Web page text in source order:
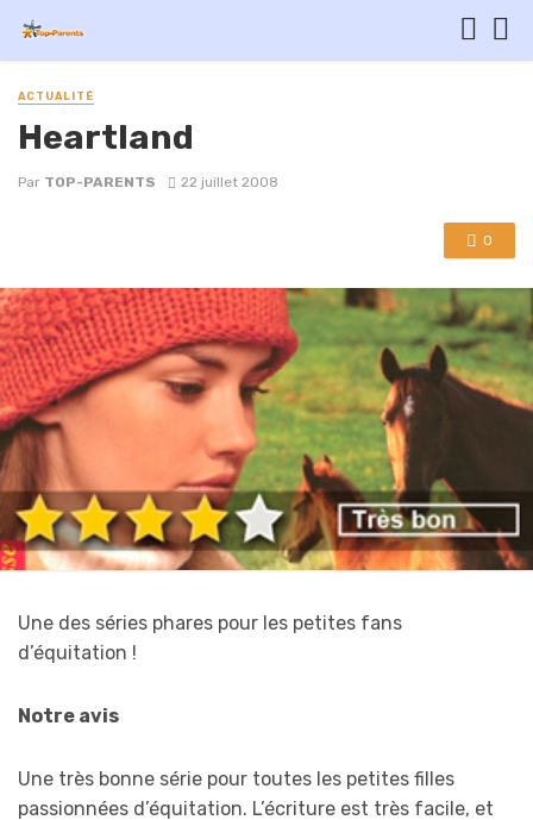
ACTUALITÉ
Heartland
Par TOP-PARENTS 22 juillet 2008
0
Une des séries phares pour les petites fans
d’équitation !
Notre avis
Une très bonne série pour toutes les petites filles
passionnées d’équitation. L’écriture est très facile, et